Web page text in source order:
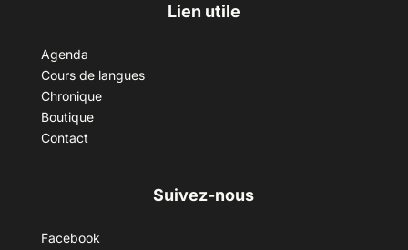
Lien utile
Agenda
Cours de langues
Chronique
Boutique
Contact
Suivez-nous
Facebook